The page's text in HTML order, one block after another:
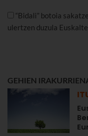
“Bidali” botoia
ulertzen duzula
GEHIEN